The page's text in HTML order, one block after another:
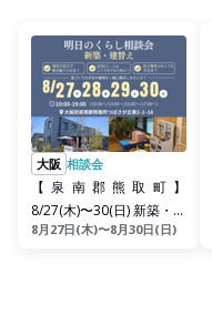
大阪 相談会
【泉南郡熊取町】
8/27(木)〜30(日) 新築・建
替え 家づくり相談会
8月27日(木)〜8月30日(日)